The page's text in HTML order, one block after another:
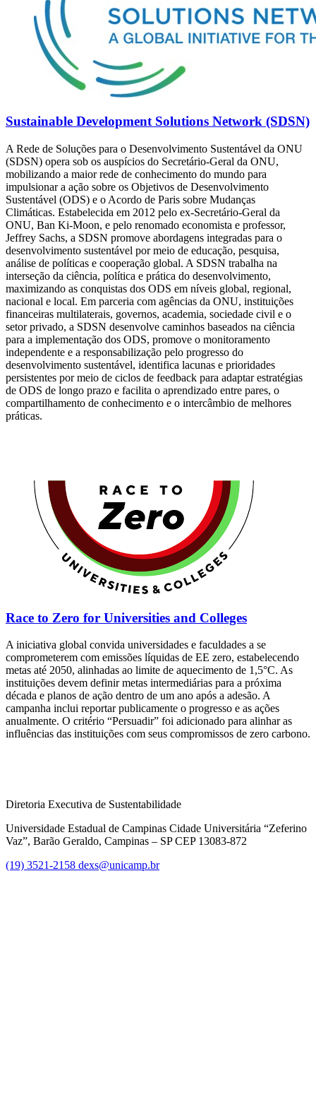
Sustainable Development Solutions Network (SDSN)
A Rede de Soluções para o Desenvolvimento Sustentável da ONU
(SDSN) opera sob os auspícios do Secretário-Geral da ONU,
mobilizando a maior rede de conhecimento do mundo para
impulsionar a ação sobre os Objetivos de Desenvolvimento
Sustentável (ODS) e o Acordo de Paris sobre Mudanças
Climáticas. Estabelecida em 2012 pelo ex-Secretário-Geral da
ONU, Ban Ki-Moon, e pelo renomado economista e professor,
Jeffrey Sachs, a SDSN promove abordagens integradas para o
desenvolvimento sustentável por meio de educação, pesquisa,
análise de políticas e cooperação global. A SDSN trabalha na
interseção da ciência, política e prática do desenvolvimento,
maximizando as conquistas dos ODS em níveis global, regional,
nacional e local. Em parceria com agências da ONU, instituições
financeiras multilaterais, governos, academia, sociedade civil e o
setor privado, a SDSN desenvolve caminhos baseados na ciência
para a implementação dos ODS, promove o monitoramento
independente e a responsabilização pelo progresso do
desenvolvimento sustentável, identifica lacunas e prioridades
persistentes por meio de ciclos de feedback para adaptar estratégias
de ODS de longo prazo e facilita o aprendizado entre pares, o
compartilhamento de conhecimento e o intercâmbio de melhores
práticas.
Race to Zero for Universities and Colleges
A iniciativa global convida universidades e faculdades a se
comprometerem com emissões líquidas de EE zero, estabelecendo
metas até 2050, alinhadas ao limite de aquecimento de 1,5°C. As
instituições devem definir metas intermediárias para a próxima
década e planos de ação dentro de um ano após a adesão. A
campanha inclui reportar publicamente o progresso e as ações
anualmente. O critério “Persuadir” foi adicionado para alinhar as
influências das instituições com seus compromissos de zero carbono.
Diretoria Executiva de Sustentabilidade
Universidade Estadual de Campinas Cidade Universitária “Zeferino
Vaz”, Barão Geraldo, Campinas – SP CEP 13083-872
(19) 3521-2158 dexs@unicamp.br